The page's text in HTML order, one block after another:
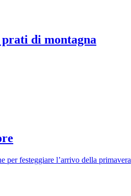
di montagna
per festeggiare l’arrivo della primavera